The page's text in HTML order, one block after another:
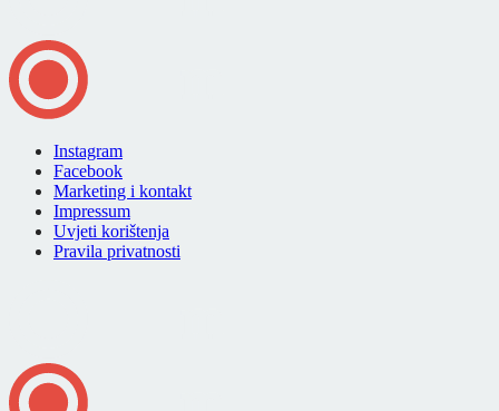
Instagram
Facebook
Marketing i kontakt
Impressum
Uvjeti korištenja
Pravila privatnosti